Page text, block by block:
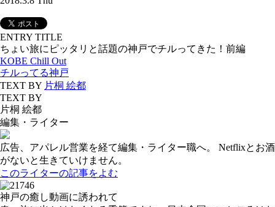
ENTRY TITLE
ちょい旅にピッタリと話題の神戸でチルってきた！前編
KOBE Chill Out
チルってる神戸
TEXT BY 片桐 絵都
TEXT BY
片桐 絵都
編集・ライター
広告、アパレル営業を経て編集・ライター職へ。 Netflixとお酒
がないと生きていけません。
このライターの記事をよむ
神戸の癒し動画に誘われて